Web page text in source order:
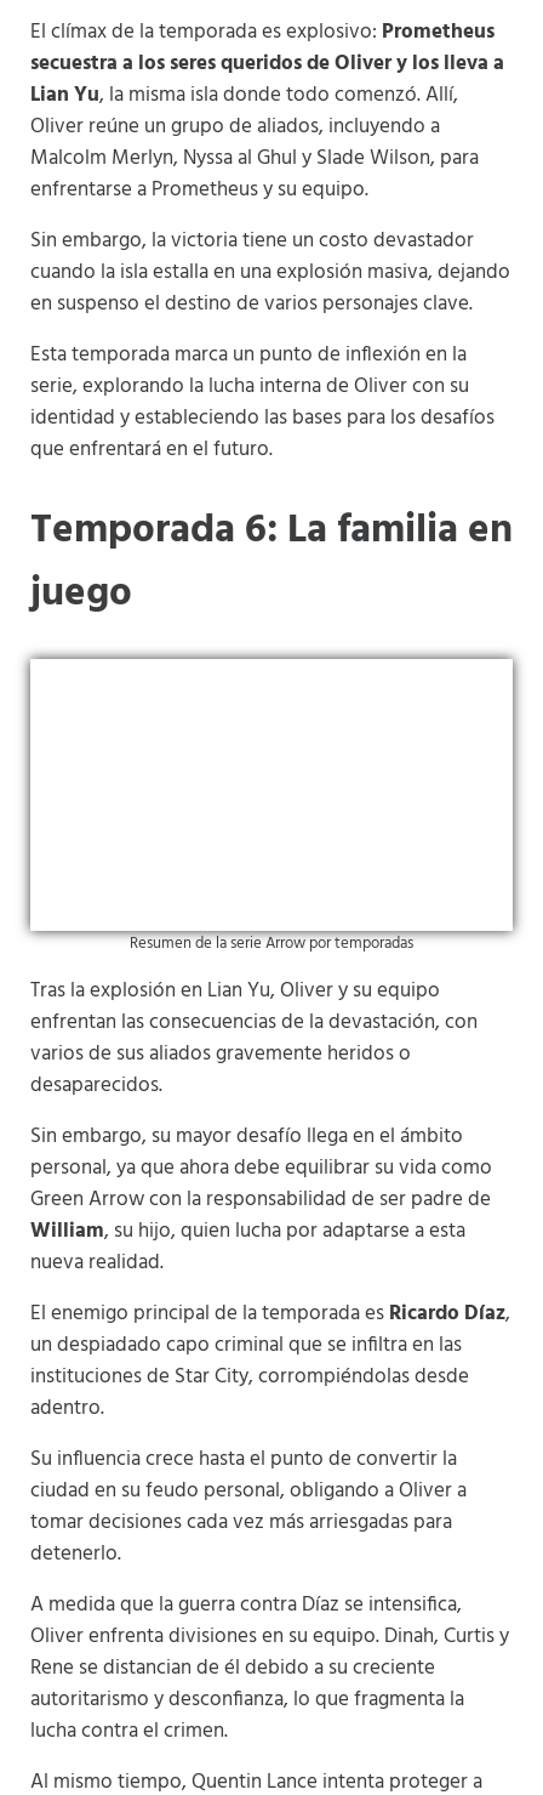
El clímax de la temporada es explosivo: Prometheus
secuestra a los seres queridos de Oliver y los lleva a
Lian Yu, la misma isla donde todo comenzó. Allí,
Oliver reúne un grupo de aliados, incluyendo a
Malcolm Merlyn, Nyssa al Ghul y Slade Wilson, para
enfrentarse a Prometheus y su equipo.
Sin embargo, la victoria tiene un costo devastador
cuando la isla estalla en una explosión masiva, dejando
en suspenso el destino de varios personajes clave.
Esta temporada marca un punto de inflexión en la
serie, explorando la lucha interna de Oliver con su
identidad y estableciendo las bases para los desafíos
que enfrentará en el futuro.
Temporada 6: La familia en
juego
Resumen de la serie Arrow por temporadas
Tras la explosión en Lian Yu, Oliver y su equipo
enfrentan las consecuencias de la devastación, con
varios de sus aliados gravemente heridos o
desaparecidos.
Sin embargo, su mayor desafío llega en el ámbito
personal, ya que ahora debe equilibrar su vida como
Green Arrow con la responsabilidad de ser padre de
William, su hijo, quien lucha por adaptarse a esta
nueva realidad.
El enemigo principal de la temporada esRicardo Díaz,
un despiadado capo criminal que se infiltra en las
instituciones de Star City, corrompiéndolas desde
adentro.
Su influencia crece hasta el punto de convertir la
ciudad en su feudo personal, obligando a Oliver a
tomar decisiones cada vez más arriesgadas para
detenerlo.
A medida que la guerra contra Díaz se intensifica,
Oliver enfrenta divisiones en su equipo. Dinah, Curtis y
Rene se distancian de él debido a su creciente
autoritarismo y desconfianza, lo que fragmenta la
lucha contra el crimen.
Al mismo tiempo, Quentin Lance intenta proteger a